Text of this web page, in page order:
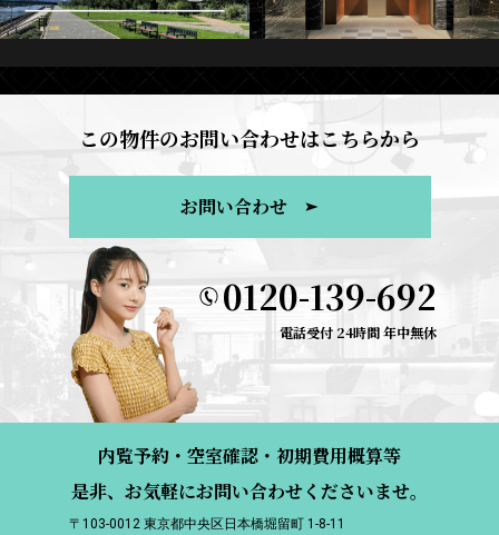
この物件のお問い合わせはこちらから
お問い合わせ
0120-139-692
電話受付 24時間 年中無休
内覧予約・空室確認・初期費用概算等
是非、お気軽にお問い合わせくださいませ。
〒103-0012 東京都中央区日本橋堀留町 1-8-11